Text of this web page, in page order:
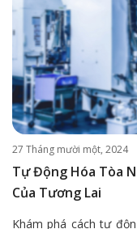
27 Tháng mười một, 2024
Tự Động Hóa Tòa
Của Tương Lai
Khám phá cách tự